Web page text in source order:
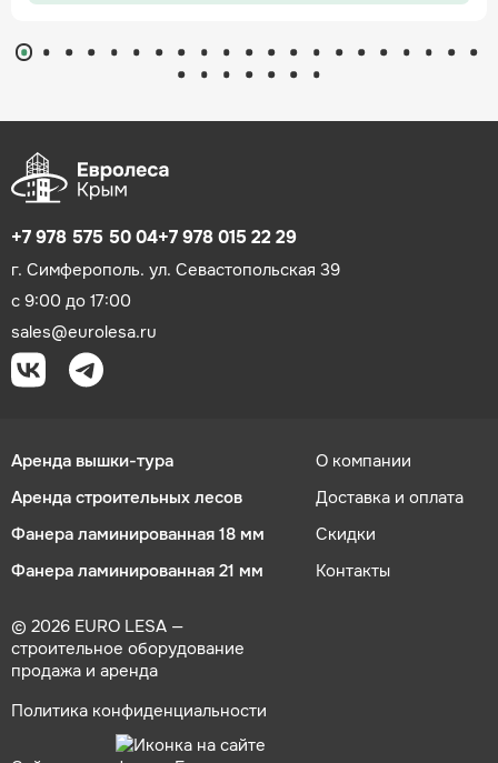
+7 978 575 50 04+7 978 015 22 29
г. Симферополь. ул. Севастопольская 39
с 9:00 до 17:00
sales@eurolesa.ru
Аренда вышки-тура
Аренда строительных лесов
Фанера ламинированная 18 мм
Фанера ламинированная 21 мм
О компании
Доставка и оплата
Скидки
Контакты
© 2026 EURO LESA —
строительное оборудование
продажа и аренда
Политика конфиденциальности